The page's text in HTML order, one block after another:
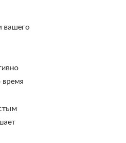
вашего
время